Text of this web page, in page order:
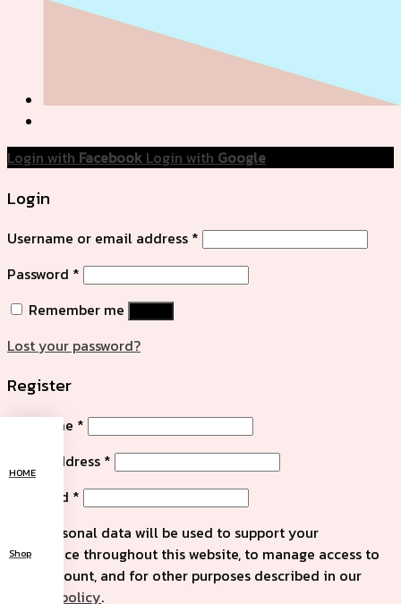
HOME
Shop
Login with Facebook Login with Google
Login
Username or email address *
Password *
Remember me
Lost your password?
Register
Username *
Email address *
Password *
Your personal data will be used to support your
experience throughout this website, to manage access to
your account, and for other purposes described in our
privacy policy.